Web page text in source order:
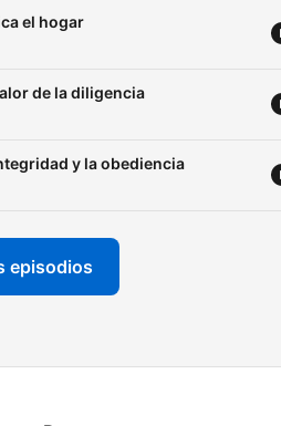
el hogar
de la diligencia
y la obediencia
episodios